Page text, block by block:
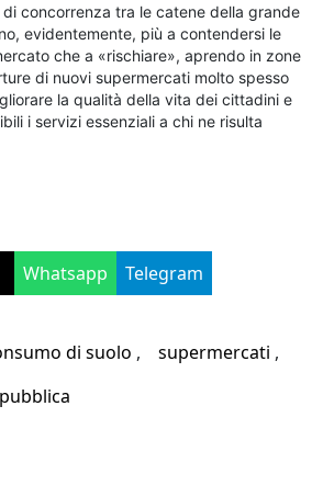
concorrenza tra le catene della grande
evidentemente, più a contendersi le
che a «rischiare», aprendo in zone
di nuovi supermercati molto spesso
la qualità della vita dei cittadini e
i servizi essenziali a chi ne risulta
Whatsapp Telegram
di suolo
supermercati